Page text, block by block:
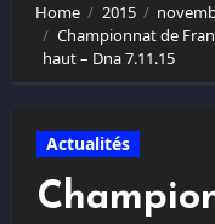
Home 2015
Championnat de
haut – Dna 7.11.15
Actualités